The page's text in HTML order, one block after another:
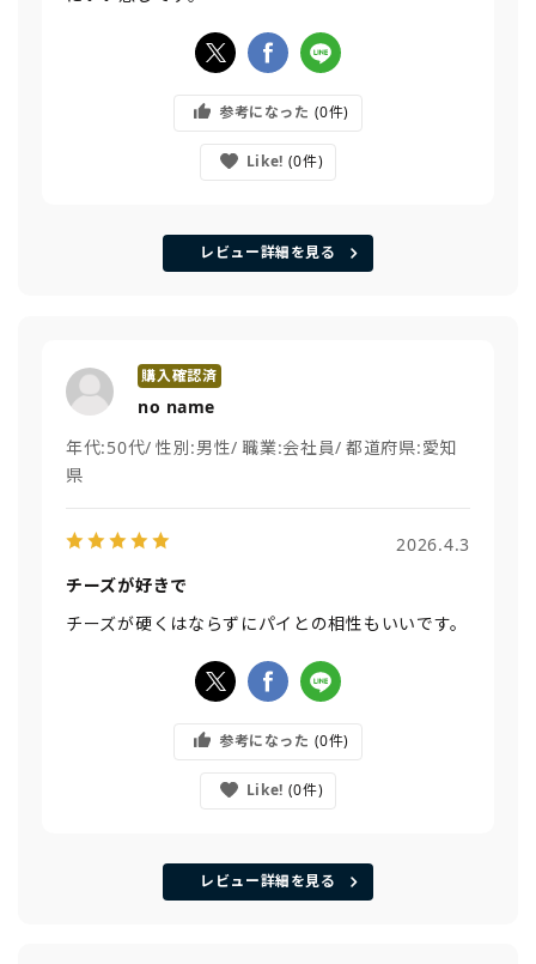
参考になった 0
Like! 0
レビュー詳細を見る
no name
年代:50代 性別:男性 職業:会社員 都道府県:愛知
県
2026.4.3
チーズが好きで
チーズが硬くはならずにパイとの相性もいいです。
参考になった 0
Like! 0
レビュー詳細を見る